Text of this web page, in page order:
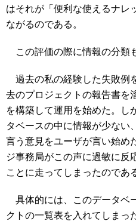
はそれが「便利な使えるナレ
ながるのである。
この評価の際に情報の分類
過去の私の経験した失敗例
去のプロジェクトの報告書を
を構築して運用を始めた。し
タベースの中に情報が少ない
言う意見をユーザが言い始め
ジ事務局がこの声に過敏に反
ことに走ってしまったのであ
具体的には、このデータベ
クトの一覧表を入れてしまっ